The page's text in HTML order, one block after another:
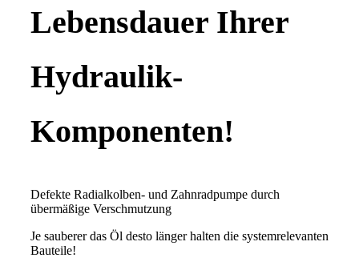
Lebensdauer Ihrer
Hydraulik-
Komponenten!
Defekte Radialkolben- und Zahnradpumpe durch
übermäßige Verschmutzung
Je sauberer das Öl desto länger halten die systemrelevanten
Bauteile!